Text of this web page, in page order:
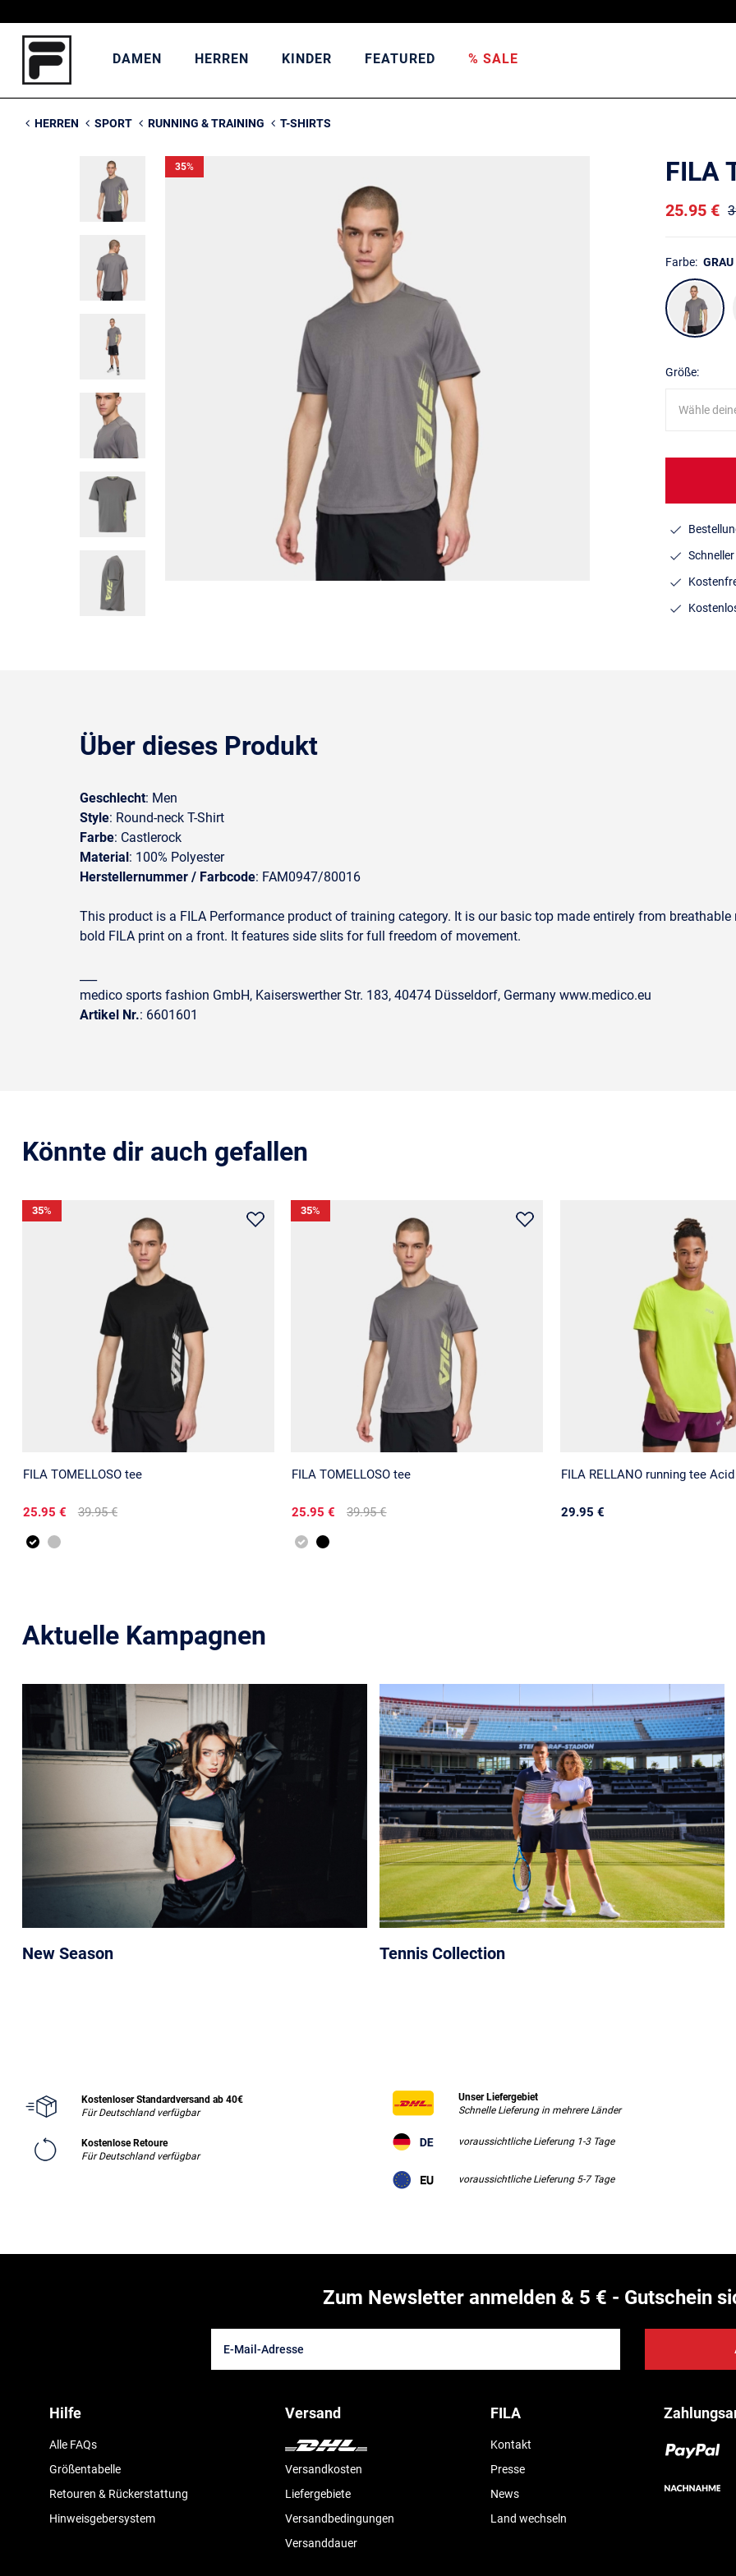
DAMEN HERREN KINDER FEATURED % SALE
HERREN SPORT RUNNING & TRAINING T-SHIRTS
35% FILA
25.95 €
Farbe: GRAU
Größe:
Wähle
Über dieses Produkt
Geschlecht: Men
Style: Round-neck T-Shirt
Farbe: Castlerock
Material: 100% Polyester
Herstellernummer / Farbcode: FAM0947/80016
This product is a FILA Performance product of training category. It is our basic top made entirely from
bold FILA print on a front. It features side slits for full freedom of movement.
medico sports fashion GmbH, Kaiserswerther Str. 183, 40474 Düsseldorf, Germany www.medico.eu
Artikel Nr.: 6601601
Könnte dir auch gefallen
FILA TOMELLOSO tee
25.95 € 39.95 €
35%
FILA TOMELLOSO tee
25.95 € 39.95 €
35%
FILA RELLANO running tee
29.95 €
Aktuelle Kampagnen
New Season Tennis Collection
Kostenloser Standardversand ab 40€
Für Deutschland verfügbar
Kostenlose Retoure
Für Deutschland verfügbar
Unser Liefergebiet
Schnelle Lieferung in mehrere Länder
voraussichtliche Lieferung 1-3 Tage
voraussichtliche Lieferung 5-7 Tage
Zum Newsletter anmelden & 5 € - Gutschein
Hilfe
Alle FAQs
Größentabelle
Retouren & Rückerstattung
Hinweisgebersystem
Versand
Versandkosten
Liefergebiete
Versandbedingungen
Versanddauer
FILA
Kontakt
Presse
News
Land wechseln